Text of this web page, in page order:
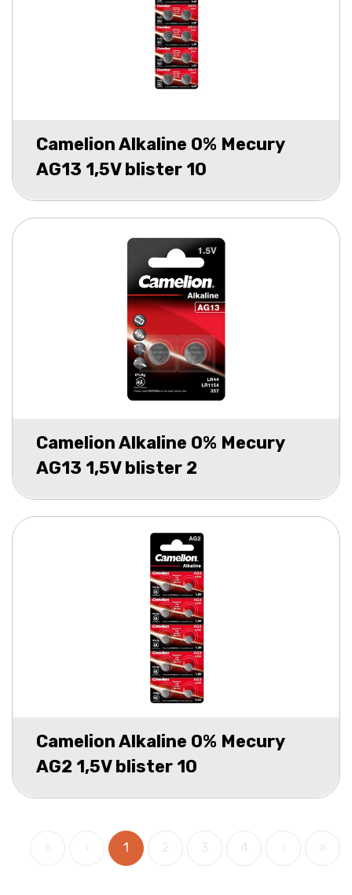
Camelion Alkaline 0% Mecury
AG13 1,5V blister 10
Camelion Alkaline 0% Mecury
AG13 1,5V blister 2
Camelion Alkaline 0% Mecury
AG2 1,5V blister 10
1